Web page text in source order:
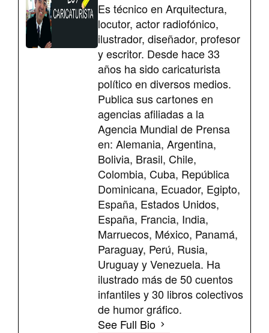
Es técnico en Arquitectura,
locutor, actor radiofónico,
ilustrador, diseñador, profesor
y escritor. Desde hace 33
años ha sido caricaturista
político en diversos medios.
Publica sus cartones en
agencias afiliadas a la
Agencia Mundial de Prensa
en: Alemania, Argentina,
Bolivia, Brasil, Chile,
Colombia, Cuba, República
Dominicana, Ecuador, Egipto,
España, Estados Unidos,
España, Francia, India,
Marruecos, México, Panamá,
Paraguay, Perú, Rusia,
Uruguay y Venezuela. Ha
ilustrado más de 50 cuentos
infantiles y 30 libros colectivos
de humor gráfico.
See Full Bio